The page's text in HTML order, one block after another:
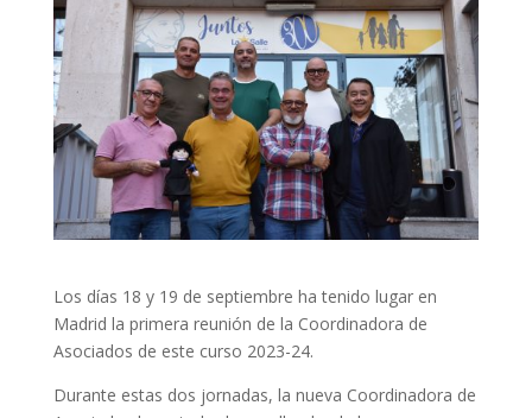
Los días 18 y 19 de septiembre ha tenido lugar en
Madrid la primera reunión de la Coordinadora de
Asociados de este curso 2023-24.
Durante estas dos jornadas, la nueva Coordinadora de